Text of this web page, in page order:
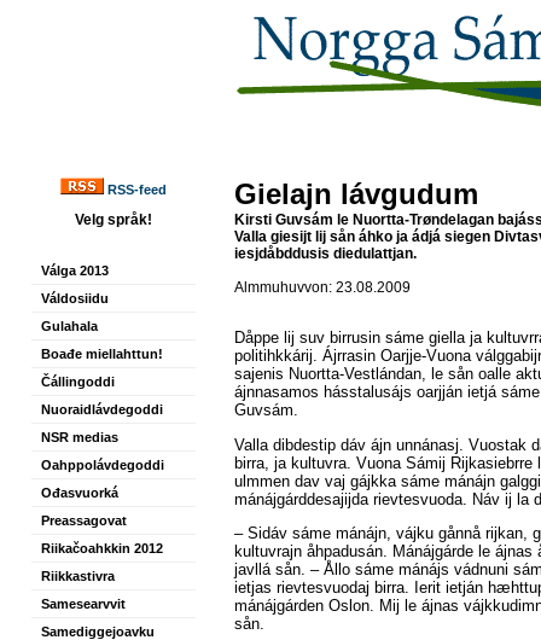
RSS-feed
Velg språk!
Válga 2013
Váldosiidu
Gulahala
Boađe miellahttun!
Čállingoddi
Nuoraidlávdegoddi
NSR medias
Oahppolávdegoddi
Ođasvuorká
Preassagovat
Riikačoahkkin 2012
Riikkastivra
Samesearvvit
Samediggejoavku
Gielajn lávgudum
Kirsti Guvsám le Nuortta-Trøndelagan
Valla giesijt lij sån áhko ja ádjá siegen
iesjdåbddusis diedulattjan.
Almmuhuvvon: 23.08.2009
Dåppe lij suv birrusin sáme giella ja
politihkkárij. Ájrrasin Oarjje-Vuona
sajenis Nuortta-Vestlándan, le sån oalle
ájnnasamos hásstalusájs oarjján ietjá
Guvsám.
Valla dibdestip dáv ájn unnánasj. Vuostak
birra, ja kultuvra. Vuona Sámij Rijkasiebrre
ulmmen dav vaj gájkka sáme mánájn
mánájgárddesajijda rievtesvuoda. Náv ij la
– Sidáv sáme mánájn, vájku gånnå rijkan,
kultuvrajn åhpadusán. Mánájgárde le
javllá sån. – Ållo sáme mánájs vádnuni
ietjas rievtesvuodaj birra. Ierit ietján
mánájgárden Oslon. Mij le ájnas
sån.